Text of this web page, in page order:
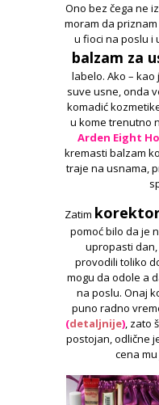
Ono bez čega ne
moram da
u fioci na poslu i
balzam za
labelo. Ako –
suve usne, onda
komadić
u kome trenutno
Arden Eight
kremasti balzam
traje na usnama,
Zatim
pomoć bilo da je
upropasti
provodili toliko
mogu da odole a
na poslu. Onaj
puno radno
(detaljnije), zato
postojan, odlične
cena